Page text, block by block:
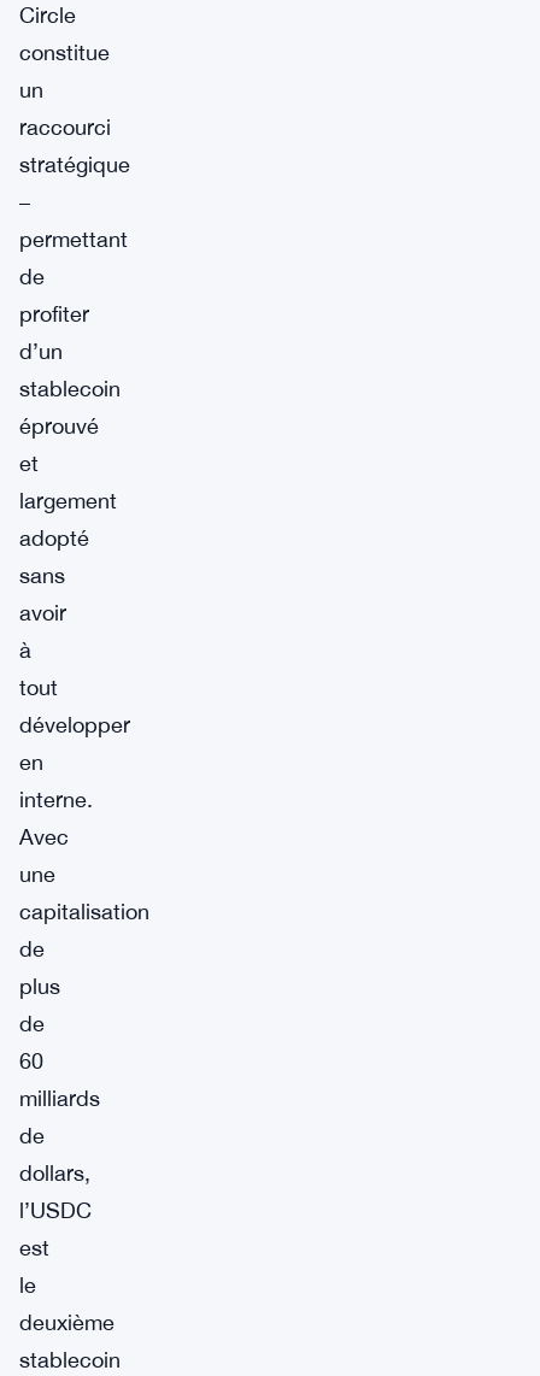
Circle
constitue
un
raccourci
stratégique
–
permettant
de
profiter
d’un
stablecoin
éprouvé
et
largement
adopté
sans
avoir
à
tout
développer
en
interne.
Avec
une
capitalisation
de
plus
de
60
milliards
de
dollars,
l’USDC
est
le
deuxième
stablecoin